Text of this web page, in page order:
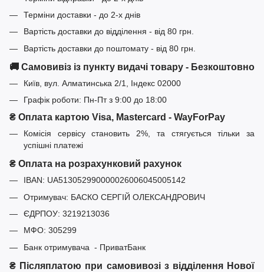
Терміни доставки - до 2-х днів
Вартість доставки до відділення - від 80 грн.
Вартість доставки до поштомату - від 80 грн.
🚚 Самовивіз із пункту видачі товару - Безкоштовно
Київ, вул. Алматинська 2/1, Індекс 02000
Графік роботи: Пн-Пт з 9:00 до 18:00
₴ Оплата картою Visa, Mastercard - WayForPay
Комісія сервісу становить 2%, та стягується тільки за
успішні платежі
₴ Оплата на розрахунковий рахунок
IBAN: UA513052990000026006045005142
Отримувач: БАСКО СЕРГІЙ ОЛЕКСАНДРОВИЧ
ЄДРПОУ: 3219213036
МФО: 305299
Банк отримувача - ПриватБанк
₴ Післяплатою при самовивозі з відділення Нової